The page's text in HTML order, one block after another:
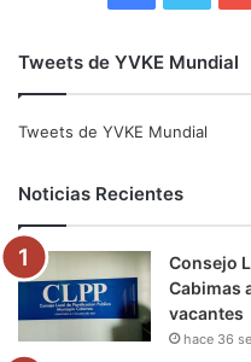
e
o
o
k
t
e
r
Tweets de YVKE Mundial
Tweets de YVKE Mundial
Noticias Recientes
Consejo
Cabimas
vacantes
hace 36